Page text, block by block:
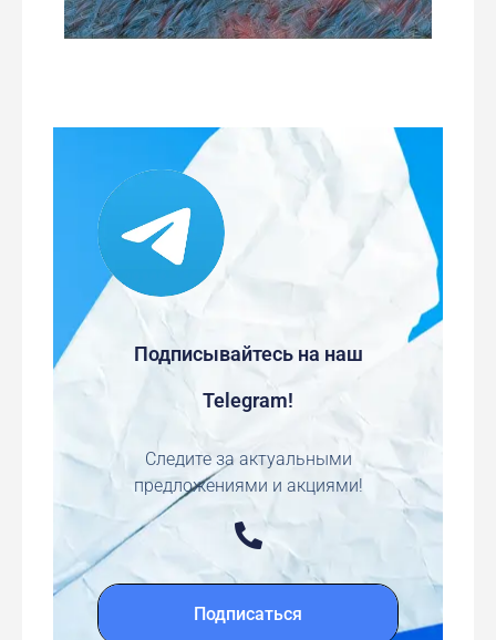
Подписывайтесь на наш
Telegram!
Следите за актуальными
предложениями и акциями!
Подписаться